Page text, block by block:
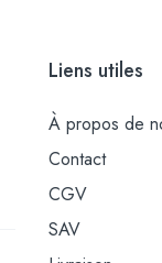
Liens utiles
À propos de
Contact
CGV
SAV